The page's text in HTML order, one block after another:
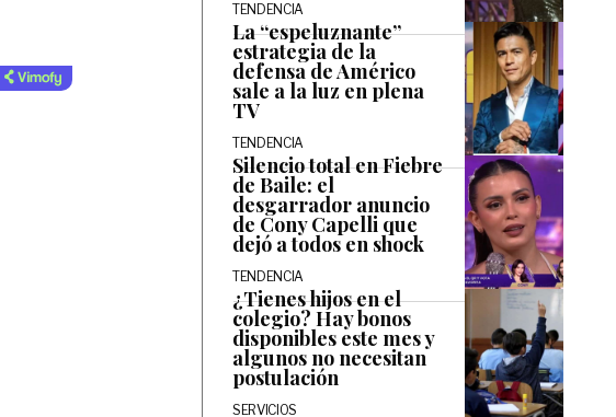
TENDENCIA
La “espeluznante”
estrategia de la
defensa de Américo
sale a la luz en plena
TV
TENDENCIA
Silencio total en Fiebre
de Baile: el
desgarrador anuncio
de Cony Capelli que
dejó a todos en shock
TENDENCIA
¿Tienes hijos en el
colegio? Hay bonos
disponibles este mes y
algunos no necesitan
postulación
SERVICIOS